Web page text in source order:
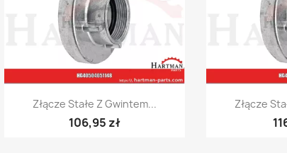
Szybki podgląd
Złącze Stałe Z Gwintem...
106,95 zł

Złącze